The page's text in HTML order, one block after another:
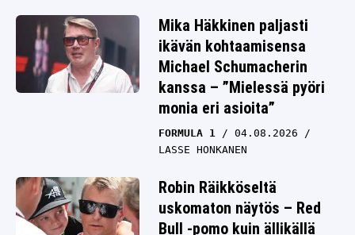
Mika Häkkinen paljasti
ikävän kohtaamisensa
Michael Schumacherin
kanssa – ”Mielessä pyöri
monia eri asioita”
FORMULA 1
04.08.2026
LASSE HONKANEN
Robin Räikköseltä
uskomaton näytös – Red
Bull -pomo kuin ällikällä